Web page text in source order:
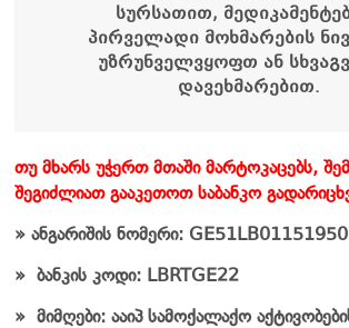
სურსათით,
პირველადი მოხმარების
უზრუნველვყოფთ ან
დავეხმარებით.
თუ მხარს უჭერთ მთაში მარტოკაცებს,
შეგიძლიათ გააკეთოთ საბანკო
» ანგარიშის ნომერი:
» ბანკის კოდი: LBRTGE22
» მიმღები: ააიპ სამოქალაქო